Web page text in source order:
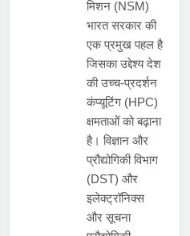
मिशन (NSM)
भारत सरकार की
एक प्रमुख पहल है
जिसका उद्देश्य देश
की उच्च-प्रदर्शन
कंप्यूटिंग (HPC)
क्षमताओं को बढ़ाना
है। विज्ञान और
प्रौद्योगिकी विभाग
(DST) और
इलेक्ट्रॉनिक्स
और सूचना